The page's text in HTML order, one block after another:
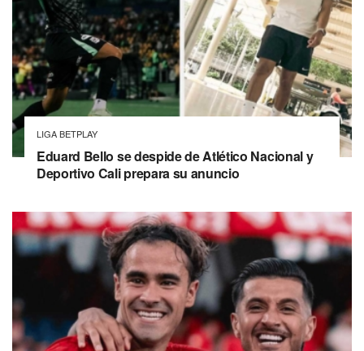
LIGA BETPLAY
Eduard Bello se despide de Atlético Nacional y
Deportivo Cali prepara su anuncio